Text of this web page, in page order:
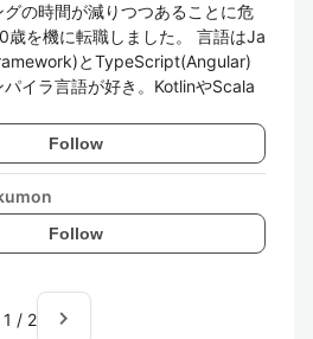
グの時間が減りつつあることに危
歳を機に転職しました。 言語はJa
とTypeScript(Angular)
パイラ言語が好き。KotlinやScala
Follow
Follow
1 / 2 navigate_next